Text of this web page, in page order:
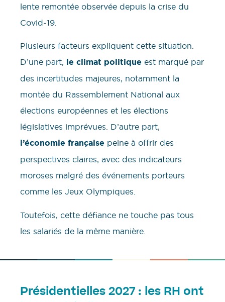
lente remontée observée depuis la crise du
Covid-19.
Plusieurs facteurs expliquent cette situation.
D’une part, le climat politique est marqué par
des incertitudes majeures, notamment la
montée du Rassemblement National aux
élections européennes et les élections
législatives imprévues. D’autre part,
l’économie française peine à offrir des
perspectives claires, avec des indicateurs
moroses malgré des événements porteurs
comme les Jeux Olympiques.
Toutefois, cette défiance ne touche pas tous
les salariés de la même manière.
Présidentielles 2027 : les RH ont